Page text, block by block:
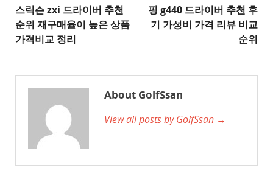
이
트
2
천
스릭슨 zxi 드라이버 추천
순위 재구매율이 높은 상품
가격비교 정리
핑 g440 드라이버 추천 후
기 가성비 가격 리뷰 비교
순위
About GolfSsan
View all posts by GolfSsan →